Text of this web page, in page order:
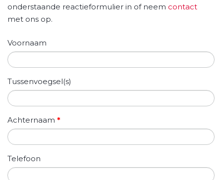
onderstaande reactieformulier in of neem contact
met ons op.
Voornaam
Tussenvoegsel(s)
Achternaam *
Telefoon